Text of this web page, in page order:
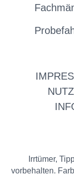
Irrtümer,
vorbehalten.